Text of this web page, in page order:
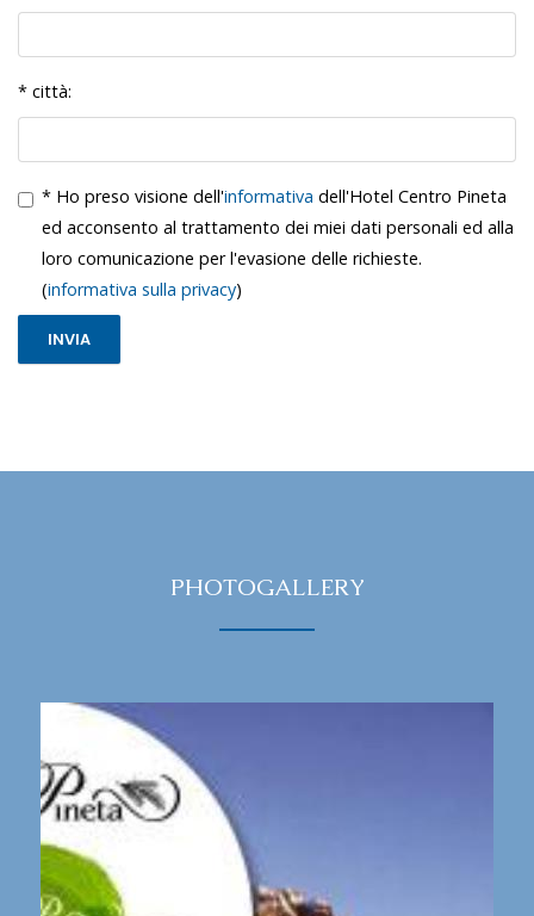
* città:
* Ho preso visione dell'informativa dell'Hotel Centro Pineta
ed acconsento al trattamento dei miei dati personali ed alla
loro comunicazione per l'evasione delle richieste.
(informativa sulla privacy)
PHOTOGALLERY